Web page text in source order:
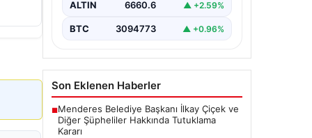
Ankara Batı Cumhuriyet Başsavcılığı
soruşturma kapsamında Etimesgut
ALTIN 6660.6 ▲ +2.59%
BTC 3094773 ▲ +0.96%
Son Eklenen Haberler
■Menderes Belediye Başkanı İlkay Çiçek ve
Diğer Şüpheliler Hakkında Tutuklama
Kararı